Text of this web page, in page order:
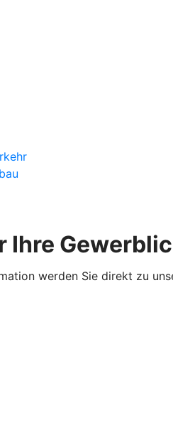
Ihre
werden Sie direkt zu